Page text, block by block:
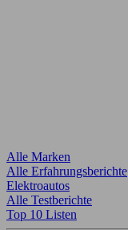
Alle Marken
Alle Erfahrungsberichte
Elektroautos
Alle Testberichte
Top 10 Listen